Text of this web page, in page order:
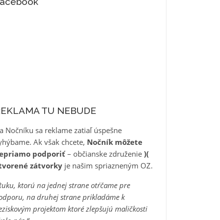
TU NEBUDE
Nočníku sa reklame zatiaľ úspešne
Ak však chcete, Nočník môžete
podporiť– občianske združenie )(
zátvorkyje našim spriazneným OZ.
ktorú na jednej strane otŕčame pre
na druhej strane prikladáme k
projektom ktoré zlepšujú maličkosti